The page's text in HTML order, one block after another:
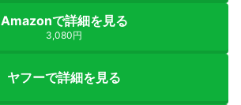
Amazonで詳細を見る
3,080円
ヤフーで詳細を見る